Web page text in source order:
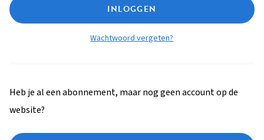
INLOGGEN
Wachtwoord vergeten?
Heb je al een abonnement, maar nog geen account op de
website?